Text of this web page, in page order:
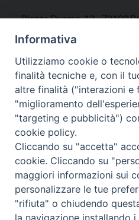
Piazza Duomo, 12 - 72100
Tel 0831.521958
Fax 0831.528315
Orari Curia
Mar. / Mer. / Giov. ore 9 - 13
nei mesi estivi solo Martedì
Informativa
Utilizziamo cookie o
finalità tecniche e, con il
altre finalità ("interazioni e
"miglioramento
"targeting e pubblicità")
cookie policy.
Cliccando su "accetta"
cookie. Cliccando su
maggiori informazioni sui
personalizzare le tue
"rifiuta" o chiudendo